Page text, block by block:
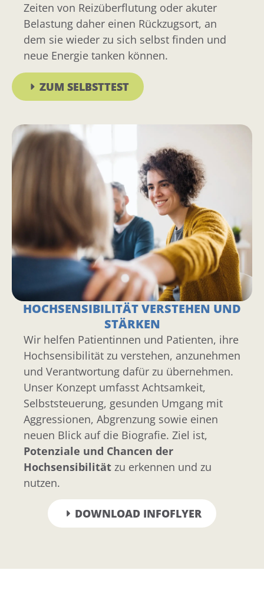
Zeiten von Reizüberflutung oder akuter
Belastung daher einen Rückzugsort, an
dem sie wieder zu sich selbst finden und
neue Energie tanken können.
ZUM SELBSTTEST
HOCHSENSIBILITÄT VERSTEHEN UND
STÄRKEN
Wir helfen Patientinnen und Patienten, ihre
Hochsensibilität zu verstehen, anzunehmen
und Verantwortung dafür zu übernehmen.
Unser Konzept umfasst Achtsamkeit,
Selbststeuerung, gesunden Umgang mit
Aggressionen, Abgrenzung sowie einen
neuen Blick auf die Biografie. Ziel ist,
Potenziale und Chancen der
Hochsensibilität zu erkennen und zu
nutzen.
DOWNLOAD INFOFLYER